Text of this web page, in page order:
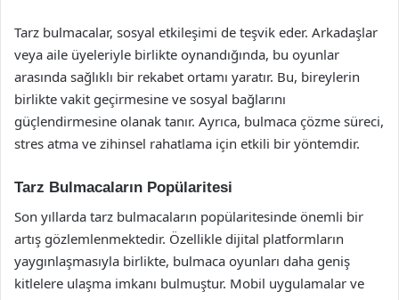
Tarz bulmacalar, sosyal etkileşimi de teşvik eder. Arkadaşlar
veya aile üyeleriyle birlikte oynandığında, bu oyunlar
arasında sağlıklı bir rekabet ortamı yaratır. Bu, bireylerin
birlikte vakit geçirmesine ve sosyal bağlarını
güçlendirmesine olanak tanır. Ayrıca, bulmaca çözme süreci,
stres atma ve zihinsel rahatlama için etkili bir yöntemdir.
Tarz Bulmacaların Popülaritesi
Son yıllarda tarz bulmacaların popülaritesinde önemli bir
artış gözlemlenmektedir. Özellikle dijital platformların
yaygınlaşmasıyla birlikte, bulmaca oyunları daha geniş
kitlelere ulaşma imkanı bulmuştur. Mobil uygulamalar ve